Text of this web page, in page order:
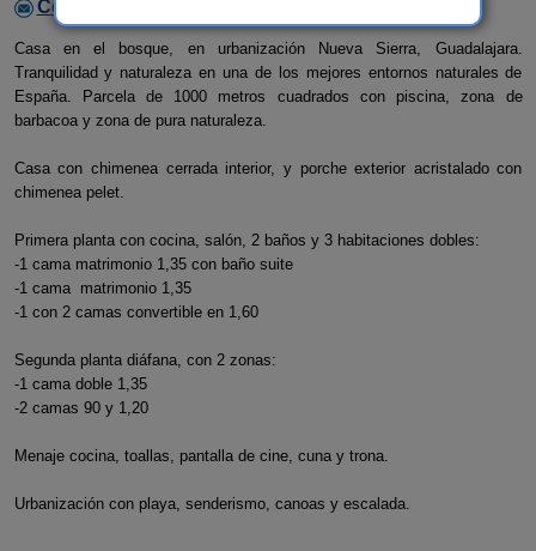
Contactar con el alojamiento
Casa en el bosque, en urbanización Nueva Sierra, Guadalajara.
Tranquilidad y naturaleza en una de los mejores entornos naturales de
España. Parcela de 1000 metros cuadrados con piscina, zona de
barbacoa y zona de pura naturaleza.
Casa con chimenea cerrada interior, y porche exterior acristalado con
chimenea pelet.
Primera planta con cocina, salón, 2 baños y 3 habitaciones dobles:
-1 cama matrimonio 1,35 con baño suite
-1 cama matrimonio 1,35
-1 con 2 camas convertible en 1,60
Segunda planta diáfana, con 2 zonas:
-1 cama doble 1,35
-2 camas 90 y 1,20
Menaje cocina, toallas, pantalla de cine, cuna y trona.
Urbanización con playa, senderismo, canoas y escalada.